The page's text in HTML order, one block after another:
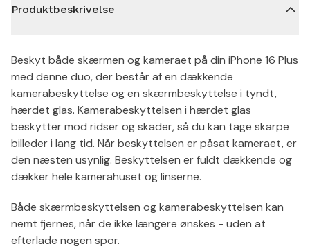
Produktbeskrivelse
Beskyt både skærmen og kameraet på din iPhone 16 Plus
med denne duo, der består af en dækkende
kamerabeskyttelse og en skærmbeskyttelse i tyndt,
hærdet glas. Kamerabeskyttelsen i hærdet glas
beskytter mod ridser og skader, så du kan tage skarpe
billeder i lang tid. Når beskyttelsen er påsat kameraet, er
den næsten usynlig. Beskyttelsen er fuldt dækkende og
dækker hele kamerahuset og linserne.
Både skærmbeskyttelsen og kamerabeskyttelsen kan
nemt fjernes, når de ikke længere ønskes - uden at
efterlade nogen spor.